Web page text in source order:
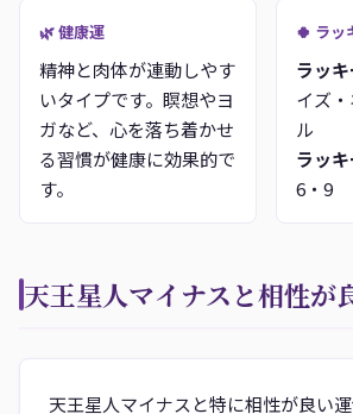
🌿 健康運
精神と肉体が連動しやす
いタイプです。瞑想やヨ
ガなど、心を落ち着かせ
る習慣が健康に効果的で
す。
🍀 ラッ
ラッキ
イズ
ル
ラッキ
6・9
天王星人マイナスと相性が
天王星人マイナスと特に相性が良い